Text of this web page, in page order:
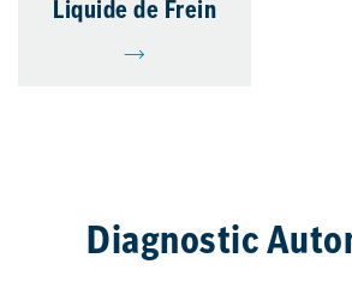
Liquide de Frein
Diagnostic